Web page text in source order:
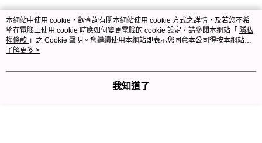
本網站中使用 cookie，欲查詢有關本網站使用 cookie 方式之詳情，及若您不希
望在電腦上使用 cookie 時應如何變更電腦的 cookie 設定，請參閱本網站「 隱私
權條款 」之 Cookie 聲明。您繼續使用本網站即表示您同意本公司得按本網站使
用條款之 Cookie 聲明使用 cookie。
了解更多 >
我知道了